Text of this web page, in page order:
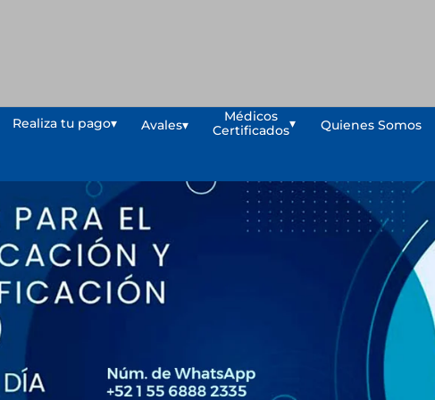
Realiza tu pago▾ Avales▾
Médicos
Certificados
▾ Quienes Somos